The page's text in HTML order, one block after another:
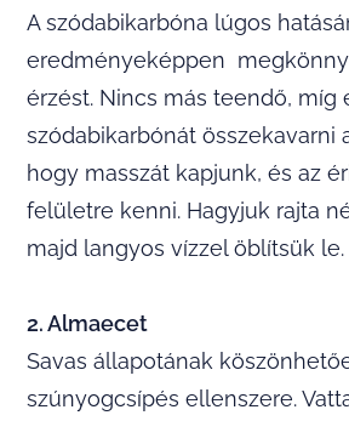
A szódabikarbóna lúgos
eredményeképpen
érzést. Nincs más teendő, míg
szódabikarbónát összekavarni
hogy masszát kapjunk, és az
felületre kenni. Hagyjuk rajta
majd langyos vízzel öblítsük le.
2. Almaecet
Savas állapotának
szúnyogcsípés ellenszere.